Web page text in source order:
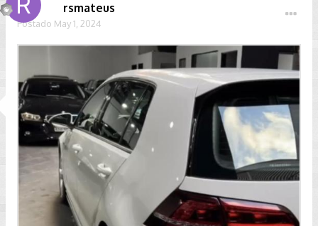
rsmateus
Postado May 1, 2024